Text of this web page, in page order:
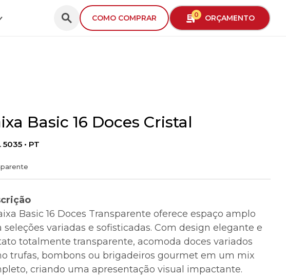
COMO COMPRAR 0 ORÇAMENTO
Basic 16 Doces Cristal
5035 • PT
Basic 16 Doces Transparente oferece espaço amplo
seleções variadas e sofisticadas. Com design elegante e
totalmente transparente, acomoda doces variados
trufas, bombons ou brigadeiros gourmet em um mix
criando uma apresentação visual impactante.